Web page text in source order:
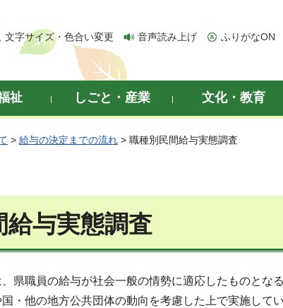
文字サイズ・色合い変更 音声読み上げ ふりがなON
祉 しごと・産業 文化・教育
> 給与の決定までの流れ > 職種別民間給与実態調査
給与実態調査
県職員の給与が社会一般の情勢に適応したものとな
・他の地方公共団体の動向を考慮した上で実施してい